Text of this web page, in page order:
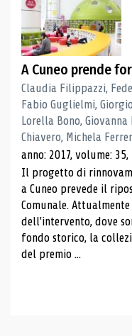
A Cuneo prende
Claudia Filippazzi,
Fabio Guglielmi,
Lorella Bono,
Chiavero, Michela
anno: 2017, volume: 35,
Il progetto di
a Cuneo prevede il
Comunale.
dell'intervento, dove
fondo storico, la
del premio ...